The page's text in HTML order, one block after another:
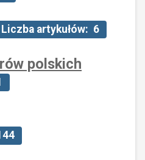
Liczba artykułów: 6
polskich